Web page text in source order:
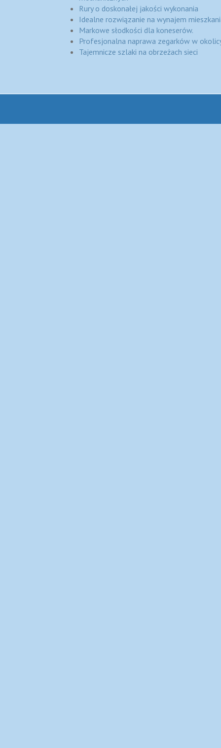
Rury o doskonałej jakości wykonania
Idealne rozwiązanie na wynajem
Markowe słodkości dla koneserów.
Profesjonalna naprawa zegarków w
Tajemnicze szlaki na obrzeżach sieci